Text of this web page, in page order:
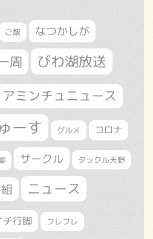
ご飯 なつかしが
周 びわ湖放送
アミンチュニュース
ーす グルメ コロナ
サークル タックル天野
ニュース
チ行脚 フレフレ